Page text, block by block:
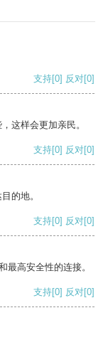
支持[0] 反对[0]
这样会更加亲民。
支持[0] 反对[0]
的地。
支持[0] 反对[0]
最高安全性的连接。
支持[0] 反对[0]